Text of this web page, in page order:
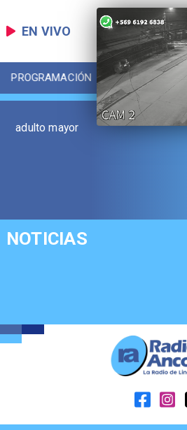
EN VIVO
PROGRAMACIÓN LOCAL
adulto mayor
NOTICIAS